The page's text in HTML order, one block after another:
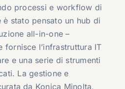
processi e workflow di
stato pensato un hub di
all-in-one –
fornisce l’infrastruttura IT
e una serie di strumenti
La gestione e
da Konica Minolta,